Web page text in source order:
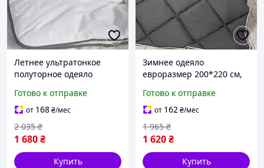
Летнее ультратонкое
полуторное одеяло
гипоаллергенное Prestige
light ТЕП Белое
(11740140200)
Готово к отправке
от 168₴/мес
1 680₴
2 035 ₴
Купить
Зимнее одеяло
евроразмер 200*220 см,
гипоаллергенное
FRIENDLY "ALASKA" ТЕП
Серое (29780200220)
Готово к отправке
от 162₴/мес
1 620₴
1 965 ₴
Купить